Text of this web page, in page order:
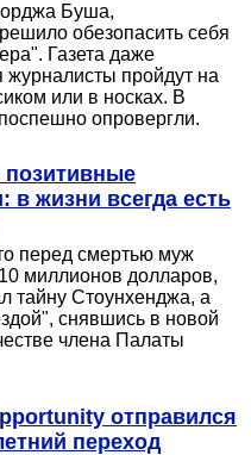
Буша,
обезопасить себя
Газета даже
журналисты пройдут на
или в носках. В
опровергли.
позитивные
в жизни всегда есть
перед смертью муж
миллионов долларов,
тайну Стоунхенджа, а
снявшись в новой
члена Палаты
отправился
переход